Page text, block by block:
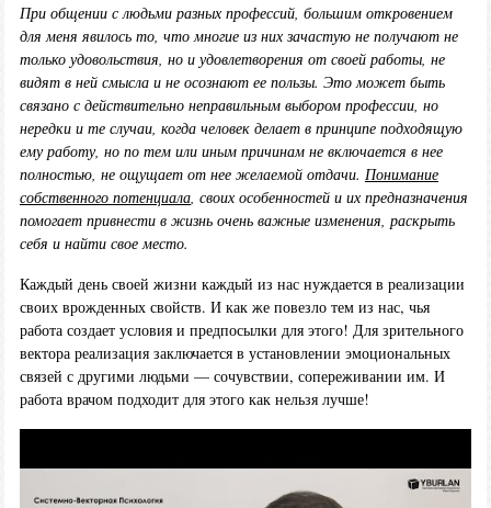
При общении с людьми разных профессий, большим откровением
для меня явилось то, что многие из них зачастую не получают не
только удовольствия, но и удовлетворения от своей работы, не
видят в ней смысла и не осознают ее пользы. Это может быть
связано с действительно неправильным выбором профессии, но
нередки и те случаи, когда человек делает в принципе подходящую
ему работу, но по тем или иным причинам не включается в нее
полностью, не ощущает от нее желаемой отдачи. Понимание
собственного потенциала, своих особенностей и их предназначения
помогает привнести в жизнь очень важные изменения, раскрыть
себя и найти свое место.
Каждый день своей жизни каждый из нас нуждается в реализации
своих врожденных свойств. И как же повезло тем из нас, чья
работа создает условия и предпосылки для этого! Для зрительного
вектора реализация заключается в установлении эмоциональных
связей с другими людьми — сочувствии, сопереживании им. И
работа врачом подходит для этого как нельзя лучше!